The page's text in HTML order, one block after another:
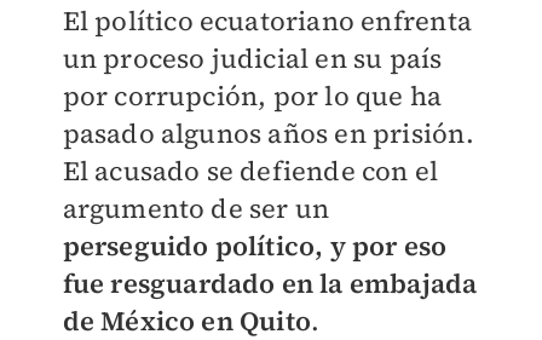
El político ecuatoriano enfrenta
un proceso judicial en su país
por corrupción, por lo que ha
pasado algunos años en prisión.
El acusado se defiende con el
argumento de ser un
perseguido político, y por eso
fue resguardado en la embajada
de México en Quito.